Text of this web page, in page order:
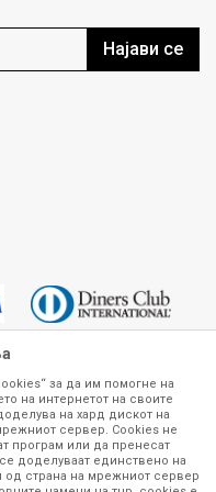
Најави се
се изложени на нашата
точни и прецизни,
без ниту една грешка или
се достапни на залиха.
на производот. Доколку
за да им помогне на
на интернетот на своите
на хард дискот на
сервер. Cookies не
програм или да пренесат
доделуваат единствено на
од страна на мрежниот сервер